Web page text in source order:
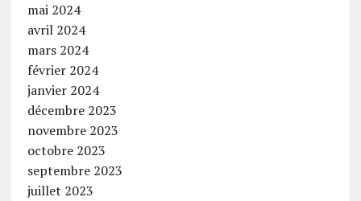
mai 2024
avril 2024
mars 2024
février 2024
janvier 2024
décembre 2023
novembre 2023
octobre 2023
septembre 2023
juillet 2023